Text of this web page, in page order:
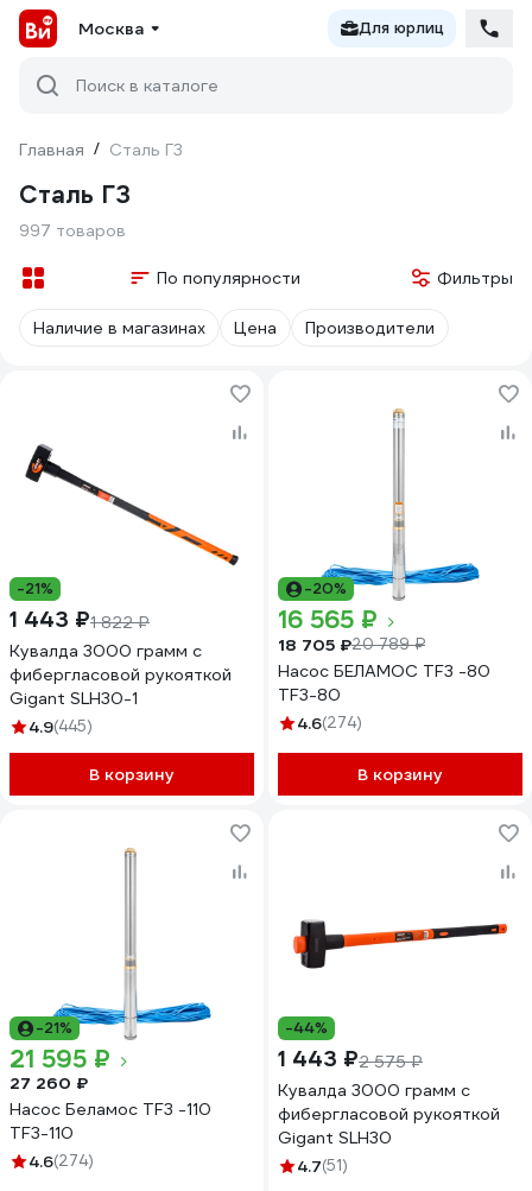
Москва Для юрлиц
Поиск в каталоге
Главная / Сталь Г3
Сталь Г3
997 товаров
По популярности Фильтры
Наличие в магазинах Цена Производители
-21%
1 443 ₽1 822 ₽
Кувалда 3000 грамм с
фибергласовой рукояткой
Gigant SLH30-1
4.9(445)
В корзину
-20%
16 565 ₽
18 705 ₽20 789 ₽
Насос БЕЛАМОС TF3 -80
TF3-80
4.6(274)
В корзину
-21%
21 595 ₽
27 260 ₽
Насос Беламос TF3 -110
TF3-110
4.6(274)
-44%
1 443 ₽2 575 ₽
Кувалда 3000 грамм с
фибергласовой рукояткой
Gigant SLH30
4.7(51)